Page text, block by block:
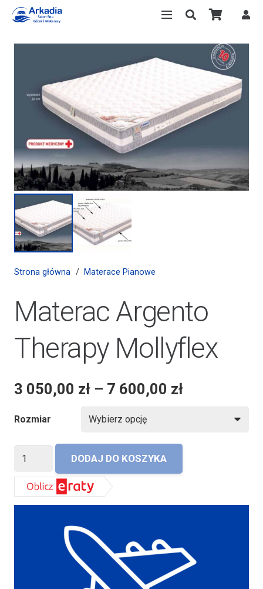
Strona główna / Materace Pianowe
Materac Argento
Therapy Mollyflex
3 050,00 zł – 7 600,00 zł
Rozmiar
ilość
Argento
Therapy
DODAJ DO KOSZYKA